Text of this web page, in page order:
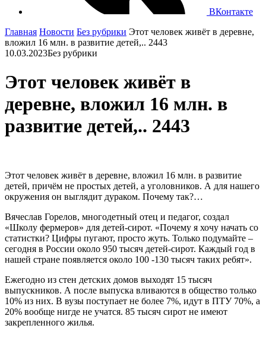
ВКонтакте
Главная Новости Без рубрики Этот человек живёт в деревне,
вложил 16 млн. в развитие детей,.. 2443
10.03.2023Без рубрики
Этот человек живёт в
деревне, вложил 16 млн. в
развитие детей,.. 2443
Этот человек живёт в деревне, вложил 16 млн. в развитие
детей, причём не простых детей, а уголовников. А для нашего
окружения он выглядит дураком. Почему так?…
Вячеслав Горелов, многодетный отец и педагог, создал
«Школу фермеров» для детей-сирот. «Почему я хочу начать со
статистки? Цифры пугают, просто жуть. Только подумайте –
сегодня в России около 950 тысяч детей-сирот. Каждый год в
нашей стране появляется около 100 -130 тысяч таких ребят».
Ежегодно из стен детских домов выходят 15 тысяч
выпускников. А после выпуска вливаются в общество только
10% из них. В вузы поступает не более 7%, идут в ПТУ 70%, а
20% вообще нигде не учатся. 85 тысяч сирот не имеют
закрепленного жилья.